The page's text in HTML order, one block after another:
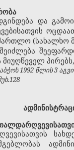
და
(სახალხო
შეიძლება
მიუღწეველ
1992 წლის 3